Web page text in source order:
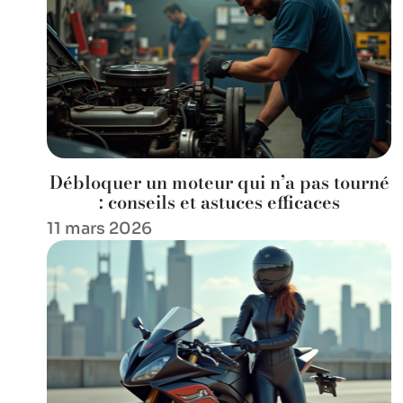
Débloquer un moteur qui n’a pas tourné
: conseils et astuces efficaces
11 mars 2026